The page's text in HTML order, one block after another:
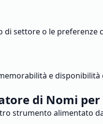
settore o le
e
di Nomi per
strumento alimentato